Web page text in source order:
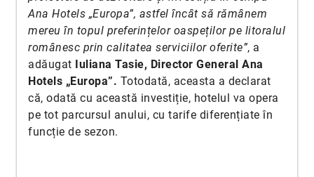
Ana Hotels „Europa”, astfel încât să rămânem
mereu în topul preferințelor oaspeților pe litoralul
românesc prin calitatea serviciilor oferite”, a
adăugat Iuliana Tasie, Director General Ana
Hotels „Europa”. Totodată, aceasta a declarat
că, odată cu această investiție, hotelul va opera
pe tot parcursul anului, cu tarife diferențiate în
funcție de sezon.